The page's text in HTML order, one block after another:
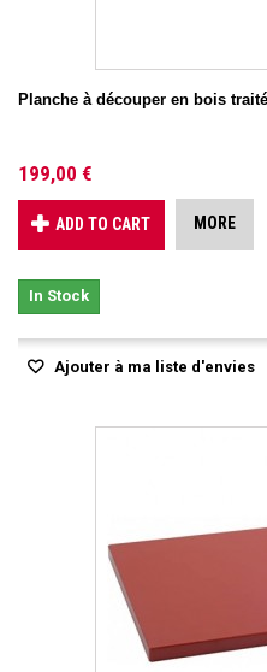
Planche à découper en bois
199,00 €
ADD TO CART MORE
In Stock
Ajouter à ma liste d'envies